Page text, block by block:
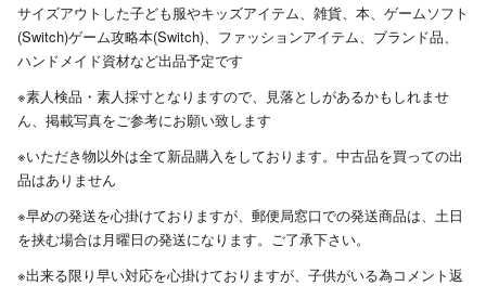
サイズアウトした子ども服やキッズアイテム、雑貨、本、ゲームソフト
(Switch)ゲーム攻略本(Switch)、ファッションアイテム、ブランド品、
ハンドメイド資材など出品予定です
※素人検品・素人採寸となりますので、見落としがあるかもしれませ
ん、掲載写真をご参考にお願い致します
※いただき物以外は全て新品購入をしております。中古品を買っての出
品はありません
※早めの発送を心掛けておりますが、郵便局窓口での発送商品は、土日
を挟む場合は月曜日の発送になります。ご了承下さい。
※出来る限り早い対応を心掛けておりますが、子供がいる為コメント返